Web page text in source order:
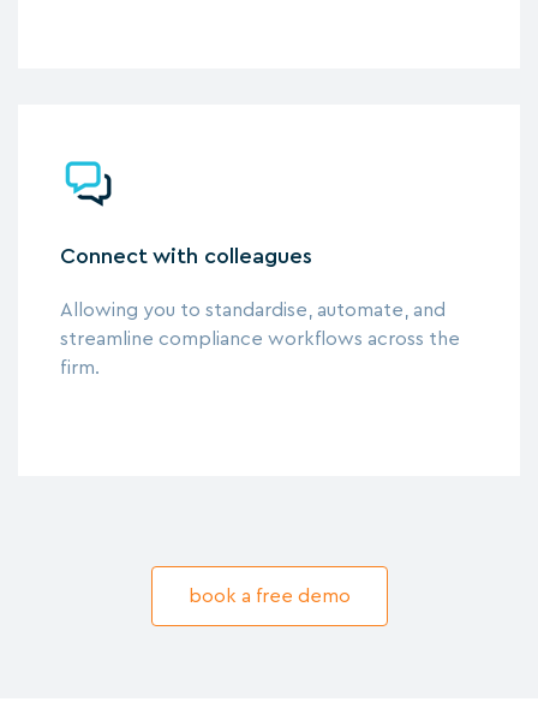
Connect with colleagues
Allowing you to standardise, automate, and
streamline compliance workflows across the
firm.
book a free demo